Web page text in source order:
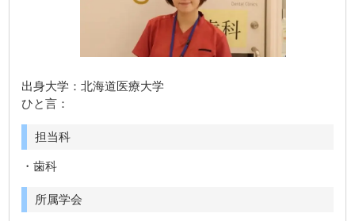
出身大学：北海道医療大学
ひと言：
担当科
・歯科
所属学会